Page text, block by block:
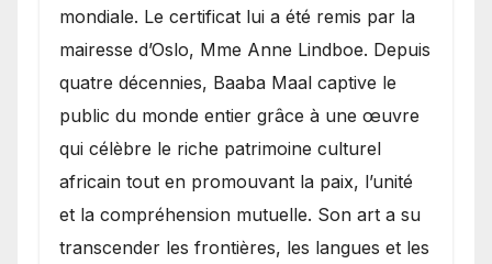
mondiale. Le certificat lui a été remis par la
mairesse d’Oslo, Mme Anne Lindboe. Depuis
quatre décennies, Baaba Maal captive le
public du monde entier grâce à une œuvre
qui célèbre le riche patrimoine culturel
africain tout en promouvant la paix, l’unité
et la compréhension mutuelle. Son art a su
transcender les frontières, les langues et les